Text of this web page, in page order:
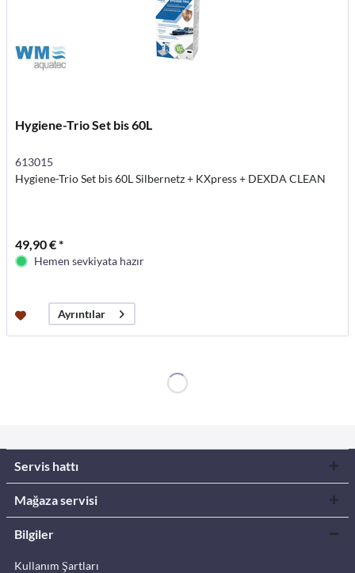
Hygiene-Trio Set bis 60L
613015
Hygiene-Trio Set bis 60L Silbernetz + KXpress + DEXDA CLEAN
49,90 € *
Hemen sevkiyata hazır
Ayrıntılar
Servis hattı
Mağaza servisi
Bilgiler
Kullanım Şartları